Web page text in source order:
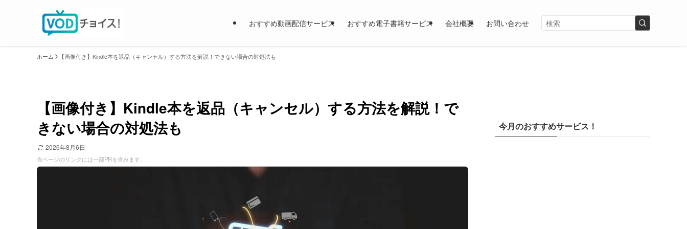
おすすめ動画配信サービス おすすめ電子書籍サービス 会社概要 お問い合わせ
ホーム 【画像付き】Kindle本を返品（キャンセル）する方法を解説！できない場合の対処法も
【画像付き】Kindle本を返品（キャンセル）する方法を解説！で
きない場合の対処法も
2026年8月6日
当ページのリンクには一部PRを含みます。
今月のおすすめサービス！